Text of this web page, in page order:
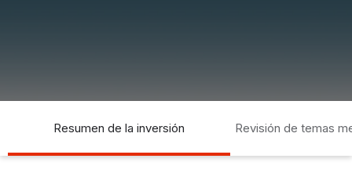
Resumen de la inversión Revisión de temas